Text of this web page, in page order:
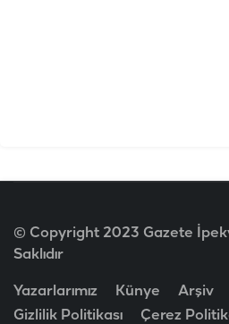
© Copyright 2023 Gazete
Saklıdır
Yazarlarımız Künye Arşiv
Gizlilik Politikası
Çerez